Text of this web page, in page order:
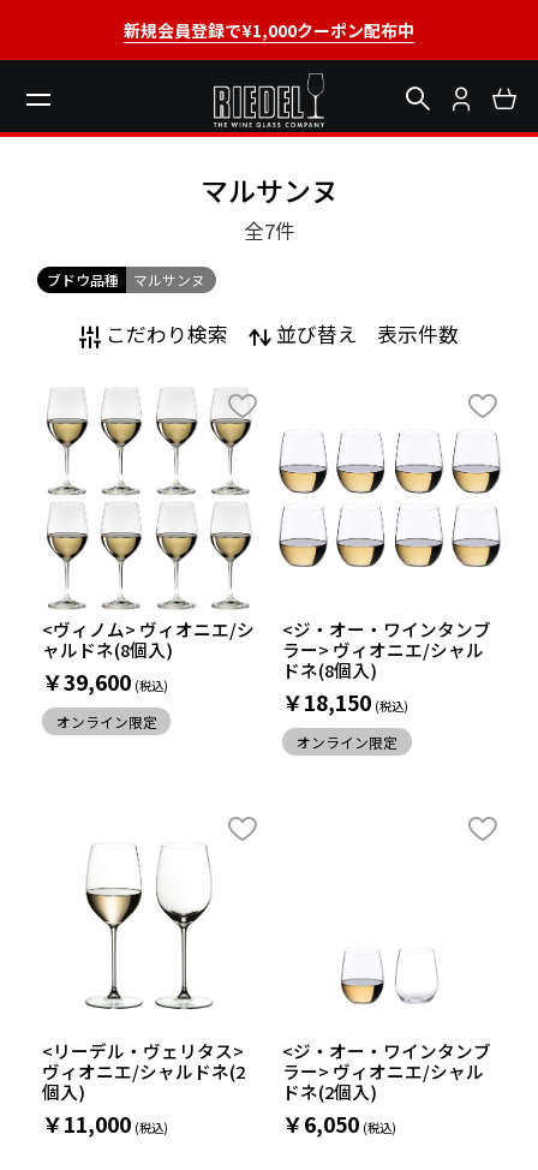
新規会員登録で¥1,000クーポン配布中
マルサンヌ
全7件
ブドウ品種 マルサンヌ
こだわり検索 並び替え 表示件数
<ヴィノム> ヴィオニエ/シ
ャルドネ(8個入)
￥39,600
オンライン限定
<ジ・オー・ワインタンブ
ラー> ヴィオニエ/シャル
ドネ(8個入)
￥18,150
オンライン限定
<リーデル・ヴェリタス>
ヴィオニエ/シャルドネ(2
個入)
￥11,000
<ジ・オー・ワインタンブ
ラー> ヴィオニエ/シャル
ドネ(2個入)
￥6,050